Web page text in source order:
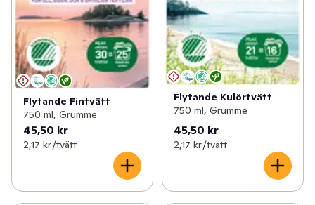
Flytande Fintvätt
750 ml, Grumme
45,50 kr
2,17 kr /tvätt
Flytande Kulörtvätt
750 ml, Grumme
45,50 kr
2,17 kr /tvätt